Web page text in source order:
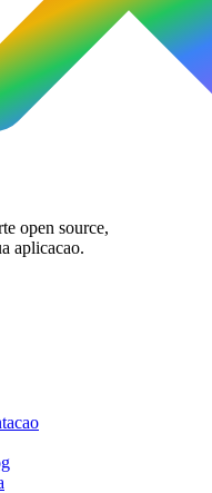
open source,
aplicacao.